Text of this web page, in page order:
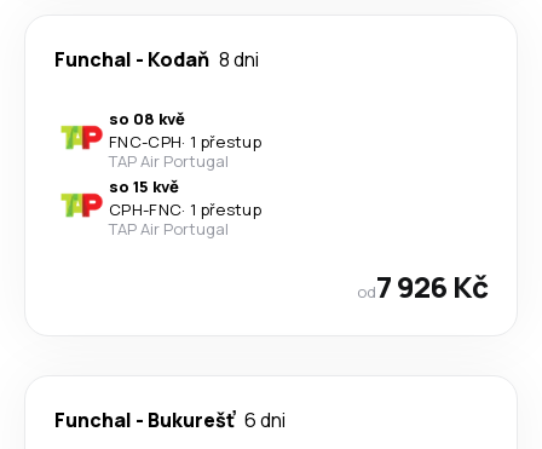
Funchal - Kodaň 8 dni
so 08 kvě
FNC-CPH· 1 přestup
TAP Air Portugal
so 15 kvě
CPH-FNC· 1 přestup
TAP Air Portugal
od7 926 Kč
Funchal - Bukurešť 6 dni